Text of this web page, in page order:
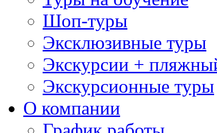
Шоп-туры
Эксклюзивные туры
Экскурсии +
Экскурсионные туры
О компании